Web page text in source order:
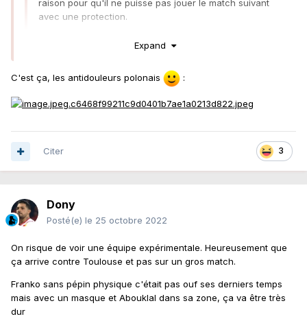
raison pour qu'il ne puisse pas jouer le match suivant
avec une protection.
S’il a été shooté aux antidouleurs… ça a pu l’aider, d’autant
Expand
C'est ça, les antidouleurs polonais :
3
Citer
Dony
Posté(e) le 25 octobre 2022
On risque de voir une équipe expérimentale. Heureusement que
ça arrive contre Toulouse et pas sur un gros match.
Franko sans pépin physique c'était pas ouf ses derniers temps
mais avec un masque et Abouklal dans sa zone, ça va être très
dur